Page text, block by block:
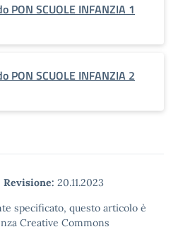
PON SCUOLE INFANZIA 1
PON SCUOLE INFANZIA 2
Revisione: 20.11.2023
specificato, questo articolo è
Creative Commons